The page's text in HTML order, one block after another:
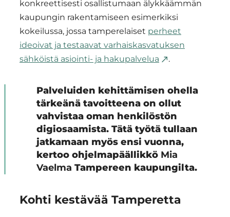
konkreettisesti osallistumaan älykkäämmän
kaupungin rakentamiseen esimerkiksi
kokeilussa, jossa tamperelaiset perheet
ideoivat ja testaavat varhaiskasvatuksen
sähköistä asiointi- ja hakupalvelua
.
Palveluiden kehittämisen ohella
tärkeänä tavoitteena on ollut
vahvistaa oman henkilöstön
digiosaamista. Tätä työtä tullaan
jatkamaan myös ensi vuonna,
kertoo ohjelmapäällikkö Mia
Vaelma Tampereen kaupungilta.
Kohti kestävää Tamperetta